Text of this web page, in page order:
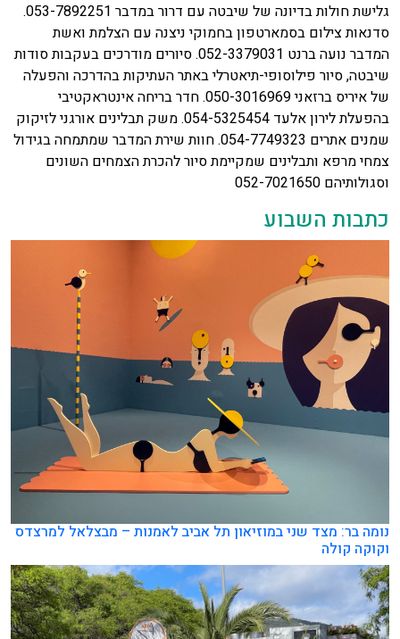
גלישת חולות בדיונה של שיבטה עם דרור במדבר 053-7892251.
סדנאות צילום בסמארטפון בחמוקי ניצנה עם הצלמת ואשת
המדבר נועה ברנט 052-3379031. סיורים מודרכים בעקבות סודות
שיבטה, סיור פילוסופי-תיאטרלי באתר העתיקות בהדרכה והפעלה
של איריס ברזאני 050-3016969. חדר בריחה אינטראקטיבי
בהפעלת לירון אלעד 054-5325454. משק תבלינים אורגני לזיקוק
שמנים אתרים 054-7749323. חוות שירת המדבר שמתמחה בגידול
צמחי מרפא ותבלינים שמקיימת סיור להכרת הצמחים השונים
וסגולותיהם 052-7021650
כתבות השבוע
נומה בר: מצד שני במוזיאון תל אביב לאמנות – מבצלאל למרצדס
וקוקה קולה